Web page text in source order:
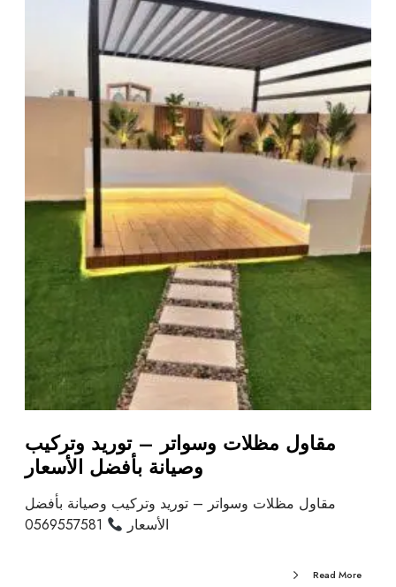
مقاول مظلات وسواتر – توريد وتركيب
وصيانة بأفضل الأسعار
مقاول مظلات وسواتر – توريد وتركيب وصيانة بأفضل
الأسعار
Read More